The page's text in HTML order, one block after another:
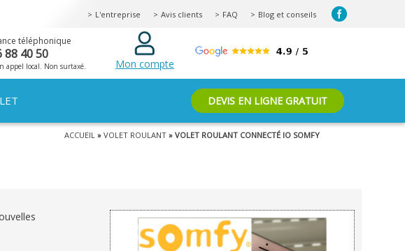
L'entreprise Avis clients FAQ Blog et conseils
téléphonique
88 40 50
appel local. Non surtaxé. Mon compte
DEVIS EN LIGNE GRATUIT
ACCUEIL » VOLET ROULANT » VOLET ROULANT CONNECTÉ IO SOMFY